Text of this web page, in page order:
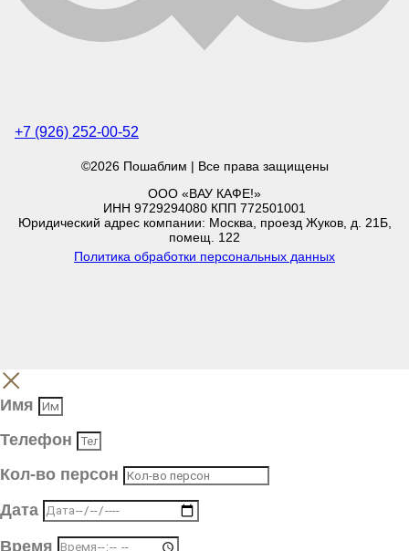
+7 (926) 252-00-52
©2026 Пошаблим | Все права защищены
ООО «ВАУ КАФЕ!»
ИНН 9729294080 КПП 772501001
Юридический адрес компании: Москва, проезд Жуков, д. 21Б,
помещ. 122
Политика обработки персональных данных
Имя
Телефон
Кол-во персон
Дата
Время